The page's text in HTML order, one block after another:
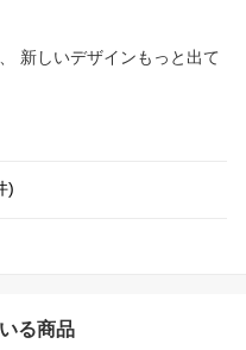
新しいデザインもっと出て
)
る商品